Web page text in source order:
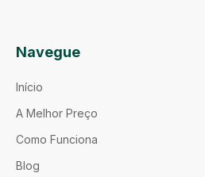
Navegue
Início
A Melhor Preço
Como Funciona
Blog